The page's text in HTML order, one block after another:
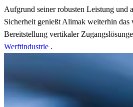
Aufgrund seiner robusten Leistung und
Sicherheit genießt Alimak weiterhin das
Bereitstellung vertikaler
Werftindustrie .